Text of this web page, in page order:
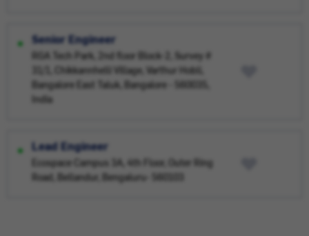
Senior Engineer
RGA Tech Park, 2nd floor Block-2, Survey #
31/1, Chikkannhelli Village, Varthur Hobli,
Bangalore East Taluk, Bangalore - 560035,
India
Lead Engineer
Ecospace Campus 3A, 4th Floor, Outer Ring
Road, Bellandur, Bengaluru- 560103